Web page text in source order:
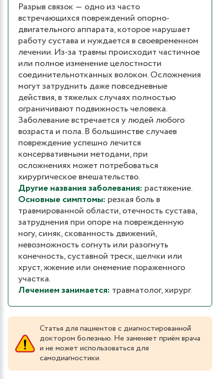
Разрыв связок ― одно из часто
встречающихся повреждений опорно-
двигательного аппарата, которое нарушает
работу сустава и нуждается в своевременном
лечении. Из-за травмы происходит частичное
или полное изменение целостности
соединительнотканных волокон. Осложнения
могут затруднить даже повседневные
действия, в тяжелых случаях полностью
ограничивают подвижность человека.
Заболевание встречается у людей любого
возраста и пола. В большинстве случаев
повреждение успешно лечится
консервативными методами, при
осложнениях может потребоваться
хирургическое вмешательство.
Другие названия заболевания: растяжение.
Основные симптомы: резкая боль в
травмированной области, отечность сустава,
затруднения при опоре на поврежденную
ногу, синяк, скованность движений,
невозможность согнуть или разогнуть
конечность, суставной треск, щелчки или
хруст, жжение или онемение пораженного
участка.
Лечением занимается: травматолог, хирург.
Статья для пациентов с диагностированной
доктором болезнью. Не заменяет приём врача
и не может использоваться для
самодиагностики.